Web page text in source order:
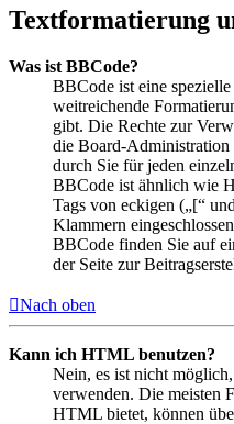
Textformatierung
Was ist BBCode?
BBCode ist eine
weitreichende
gibt. Die Rechte zur
die Board-Administration
durch Sie für jeden
BBCode ist ähnlich wie
Tags von eckigen („[“
Klammern
BBCode finden Sie auf
der Seite zur
Nach oben
Kann ich HTML benutzen?
Nein, es ist nicht
verwenden. Die meisten
HTML bietet, können